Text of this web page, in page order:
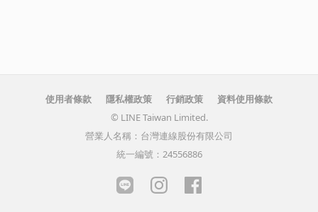
使用者條款 隱私權政策 行銷政策
資料使用條款
© LINE Taiwan Limited.
營業人名稱：台灣連線股份有限公司
統一編號：24556886